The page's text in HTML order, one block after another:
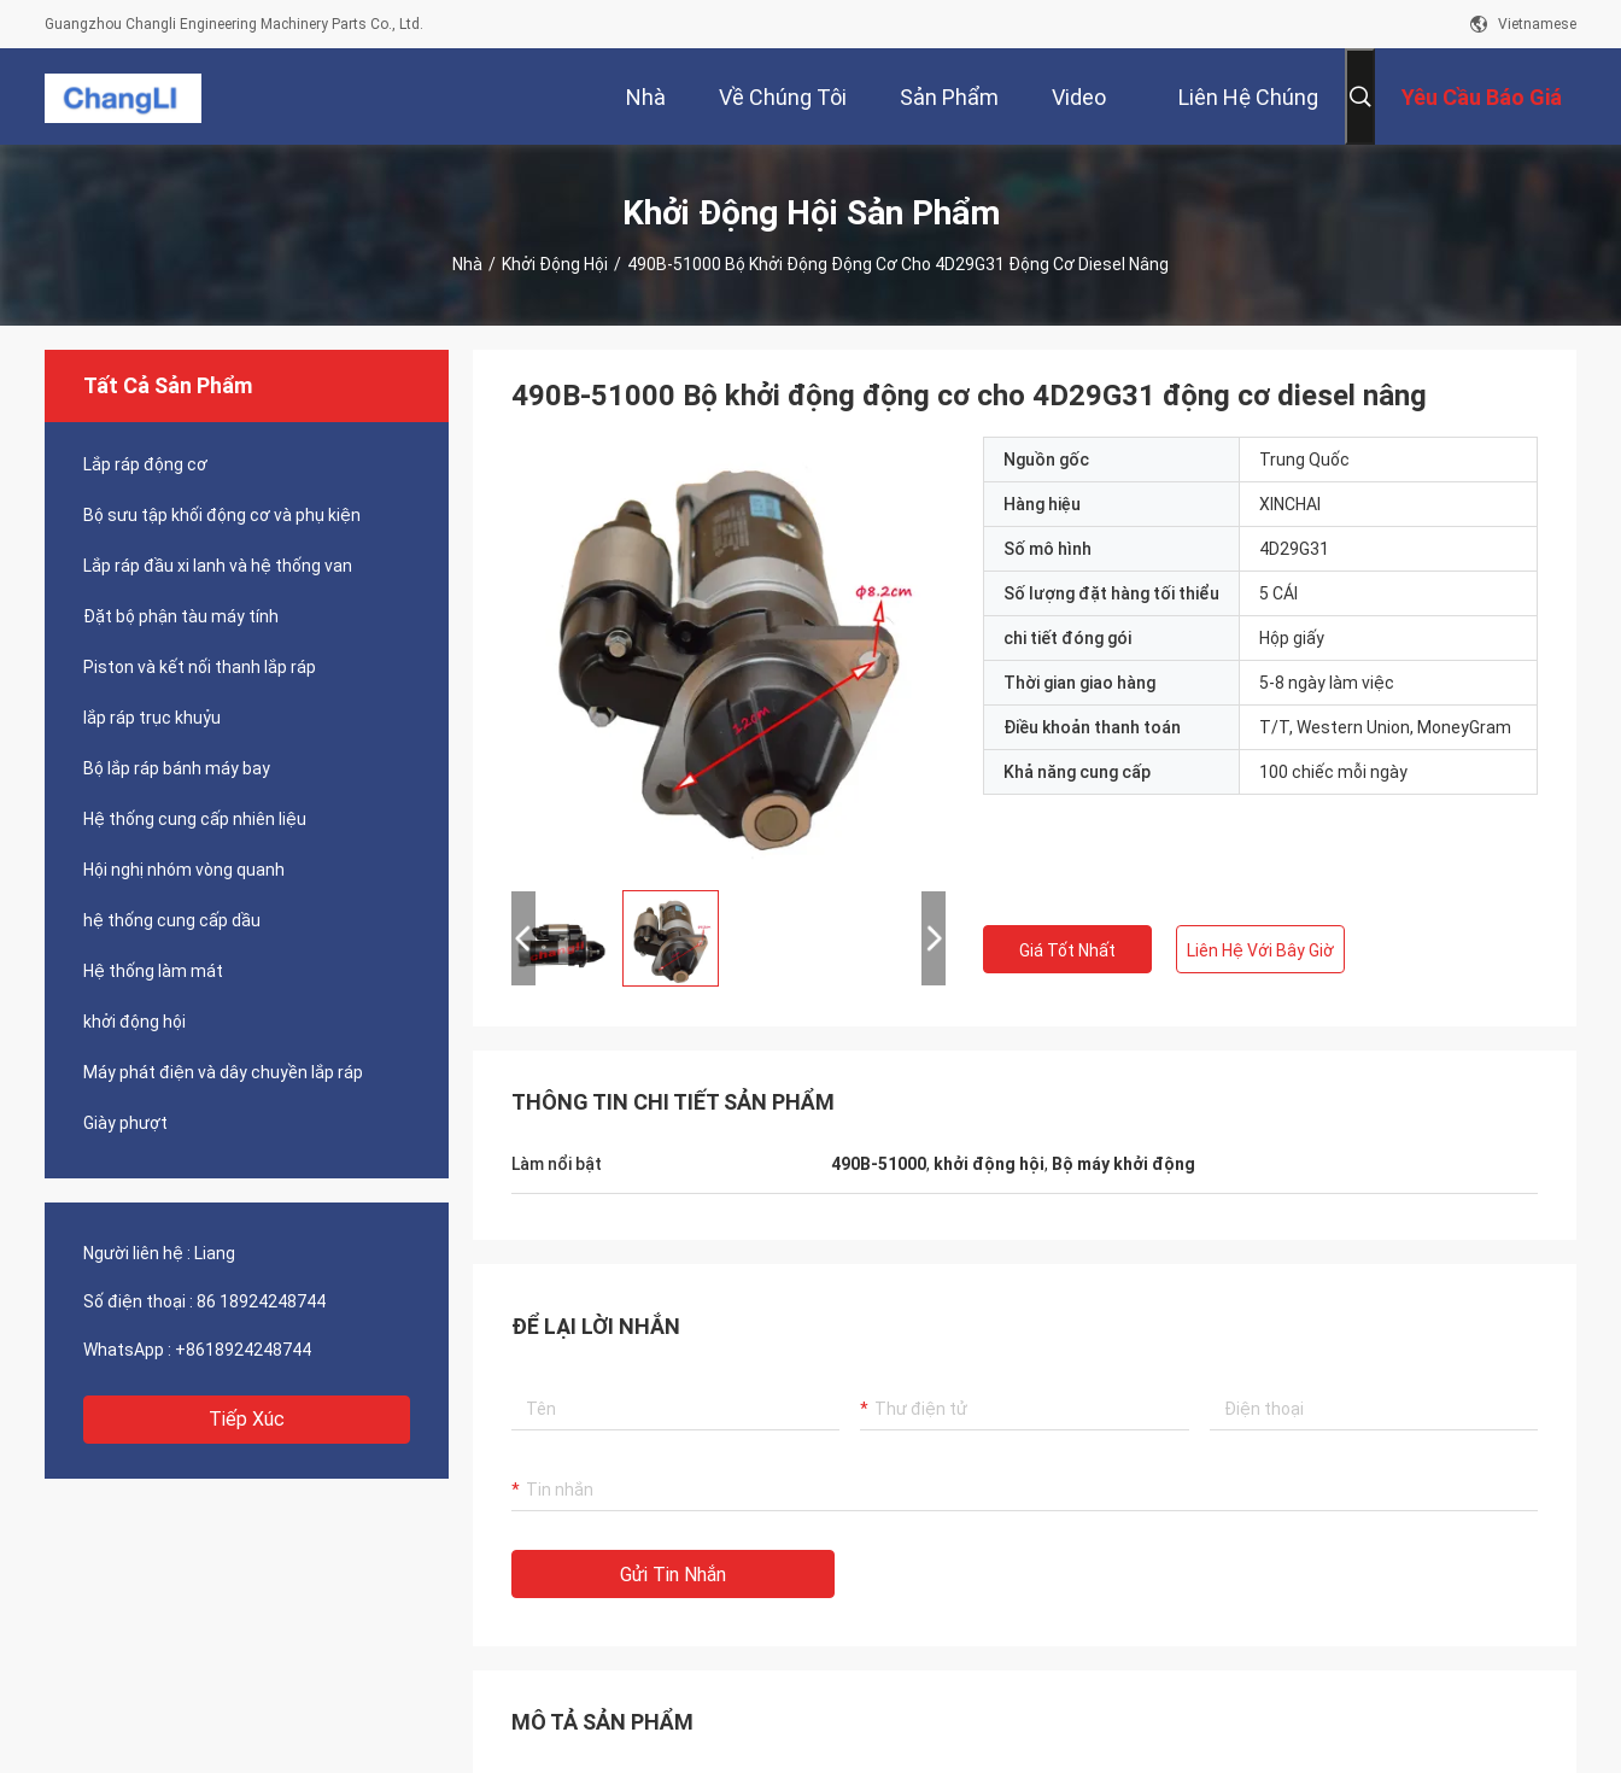
Guangzhou Changli Engineering Machinery Parts Co., Ltd. Vietnamese
Nhà Về Chúng Tôi Sản Phẩm Video Liên Hệ Chúng Yêu Cầu Báo Giá
Khởi Động Hội Sản Phẩm
Nhà / Khởi Động Hội / 490B-51000 Bộ Khởi Động Động Cơ Cho 4D29G31 Động Cơ Diesel Nâng
Tất Cả Sản Phẩm
Lắp ráp động cơ
Bộ sưu tập khối động cơ và phụ kiện
Lắp ráp đầu xi lanh và hệ thống van
Đặt bộ phận tàu máy tính
Piston và kết nối thanh lắp ráp
lắp ráp trục khuỷu
Bộ lắp ráp bánh máy bay
Hệ thống cung cấp nhiên liệu
Hội nghị nhóm vòng quanh
hệ thống cung cấp dầu
Hệ thống làm mát
khởi động hội
Máy phát điện và dây chuyền lắp ráp
Giày phượt
Người liên hệ : Liang
Số điện thoại : 86 18924248744
WhatsApp : +8618924248744
Tiếp Xúc
490B-51000 Bộ khởi động động cơ cho 4D29G31 động cơ diesel nâng
Nguồn gốc Trung Quốc
Hàng hiệu XINCHAI
Số mô hình 4D29G31
Số lượng đặt hàng tối thiểu 5 CÁI
chi tiết đóng gói Hộp giấy
Thời gian giao hàng 5-8 ngày làm việc
Điều khoản thanh toán T/T, Western Union, MoneyGram
Khả năng cung cấp 100 chiếc mỗi ngày
Giá Tốt Nhất Liên Hệ Với Bây Giờ
THÔNG TIN CHI TIẾT SẢN PHẨM
Làm nổi bật 490B-51000, khởi động hội, Bộ máy khởi động
ĐỂ LẠI LỜI NHẮN
Gửi Tin Nhắn
MÔ TẢ SẢN PHẨM